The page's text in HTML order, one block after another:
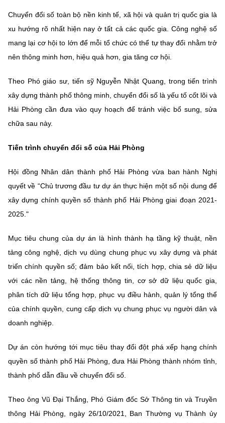
Chuyển đổi số toàn bộ nền kinh tế, xã hội và quản trị quốc gia là
xu hướng rõ nhất hiện nay ở tất cả các quốc gia. Công nghệ số
mang lại cơ hội to lớn để mỗi tổ chức có thể tự thay đổi nhằm trở
nên thông minh hơn, hiệu quả hơn, gia tăng cơ hội.
Theo Phó giáo sư, tiến sỹ Nguyễn Nhật Quang, trong tiến trình
xây dựng thành phố thông minh, chuyển đổi số là yếu tố cốt lõi và
Hải Phòng cần đưa vào quy hoạch để tránh việc bổ sung, sửa
chữa sau này.
Tiến trình chuyển đổi số của Hải Phòng
Hội đồng Nhân dân thành phố Hải Phòng vừa ban hành Nghị
quyết về “Chủ trương đầu tư dự án thực hiện một số nội dung để
xây dựng chính quyền số thành phố Hải Phòng giai đoạn 2021-
2025."
Mục tiêu chung của dự án là hình thành hạ tầng kỹ thuật, nền
tảng công nghệ, dịch vụ dùng chung phục vụ xây dựng và phát
triển chính quyền số; đảm bảo kết nối, tích hợp, chia sẻ dữ liệu
với các nền tảng, hệ thống thông tin, cơ sở dữ liệu quốc gia,
phân tích dữ liệu tổng hợp, phục vụ điều hành, quản lý tổng thể
của chính quyền, cung cấp dịch vụ chung phục vụ người dân và
doanh nghiệp.
Dự án còn hướng tới mục tiêu thay đổi đột phá xếp hạng chính
quyền số thành phố Hải Phòng, đưa Hải Phòng thành nhóm tỉnh,
thành phố dẫn đầu về chuyển đổi số.
Theo ông Vũ Đại Thắng, Phó Giám đốc Sở Thông tin và Truyền
thông Hải Phòng, ngày 26/10/2021, Ban Thường vụ Thành ủy